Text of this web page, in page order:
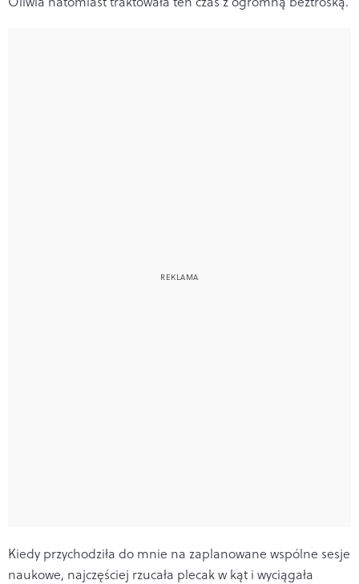
Kiedy przychodziła do mnie na zaplanowane wspólne sesje
naukowe, najczęściej rzucała plecak w kąt i wyciągała